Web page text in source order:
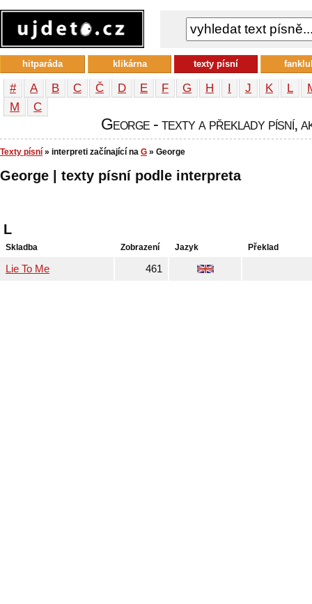
# A B C Č D E F G H I J K L
М
С
George - texty a překlady písní,
Texty písní » interpreti začínající na G » George
George | texty písní podle interpreta
L
Skladba Zobrazení Jazyk Překlad
Lie To Me 461
hitparáda klikárna texty písní